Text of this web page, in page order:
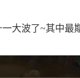
大波了~其中最